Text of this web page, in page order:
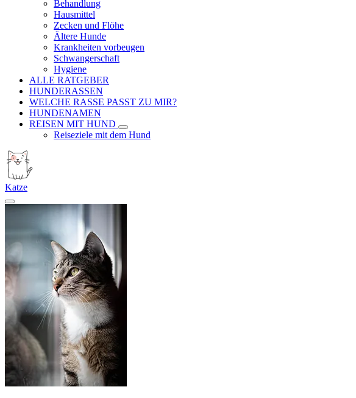
Behandlung
Hausmittel
Zecken und Flöhe
Ältere Hunde
Krankheiten vorbeugen
Schwangerschaft
Hygiene
ALLE RATGEBER
HUNDERASSEN
WELCHE RASSE PASST ZU MIR?
HUNDENAMEN
REISEN MIT HUND
Reiseziele mit dem Hund
Katze